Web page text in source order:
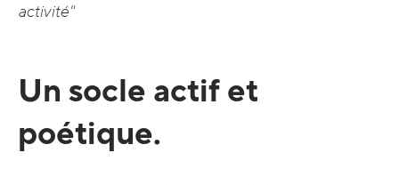
activité"
Un socle actif et
poétique.